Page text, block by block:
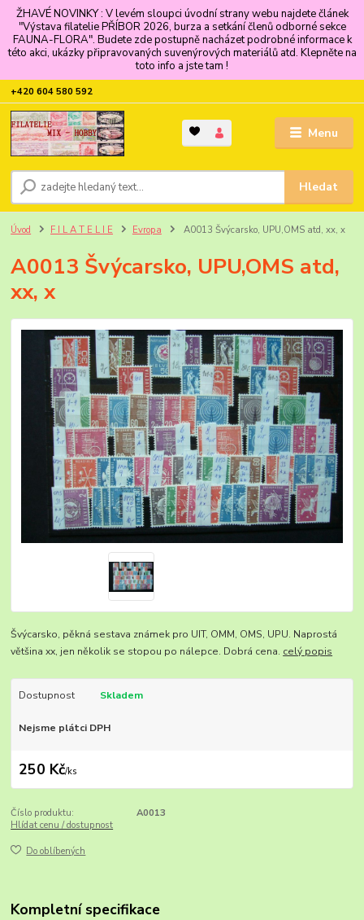
ŽHAVÉ NOVINKY : V levém sloupci úvodní strany webu najdete článek
"Výstava filatelie PŘÍBOR 2026, burza a setkání členů odborné sekce
FAUNA-FLORA". Budete zde postupně nacházet podrobné informace k
této akci, ukázky připravovaných suvenýrových materiálů atd. Klepněte na
toto info a jste tam !
Menu
Hledat
+420 604 580 592
Úvod F I L A T E L I E Evropa A0013 Švýcarsko, UPU,OMS atd, xx, x
A0013 Švýcarsko, UPU,OMS atd,
xx, x
Švýcarsko, pěkná sestava známek pro UIT, OMM, OMS, UPU. Naprostá
většina xx, jen několik se stopou po nálepce. Dobrá cena. celý popis
Dostupnost Skladem
Nejsme plátci DPH
250 Kč/ks
Číslo produktu:
A0013
Hlídat cenu / dostupnost
Do oblíbených
Kompletní specifikace